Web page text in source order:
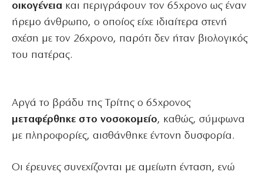
οικογένεια και περιγράφουν τον 65χρονο ως έναν
ήρεμο άνθρωπο, ο οποίος είχε ιδιαίτερα στενή
σχέση με τον 26χρονο, παρότι δεν ήταν βιολογικός
του πατέρας.
Αργά το βράδυ της Τρίτης ο 65χρονος
μεταφέρθηκε στο νοσοκομείο, καθώς, σύμφωνα
με πληροφορίες, αισθάνθηκε έντονη δυσφορία.
Οι έρευνες συνεχίζονται με αμείωτη ένταση, ενώ